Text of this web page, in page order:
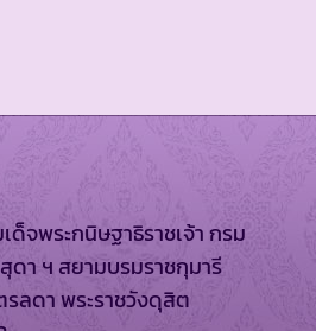
จพระกนิษฐาธิราชเจ้า กรม
ดา ฯ สยามบรมราชกุมารี
ลดา พระราชวังดุสิต